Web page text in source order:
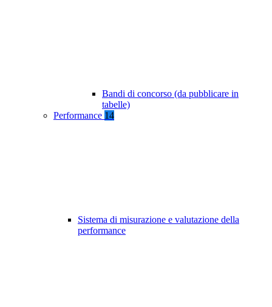
Bandi di concorso (da pubblicare in
tabelle)
Performance 14
Sistema di misurazione e valutazione della
performance